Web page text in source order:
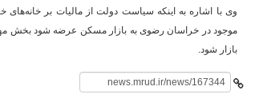
وی با اشاره به اینکه سیاست دولت از مالیات بر
موجود در خراسان رضوی به بازار مسکن عرضه شود بخش
بازار شود.